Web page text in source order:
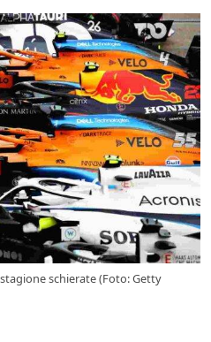
schierate (Foto: Getty